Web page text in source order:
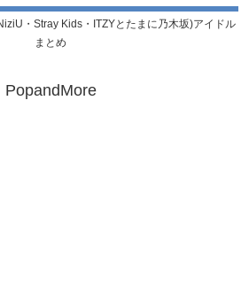
・Stray Kids・ITZYとたまに乃木坂)アイドル
まとめ
PopandMore